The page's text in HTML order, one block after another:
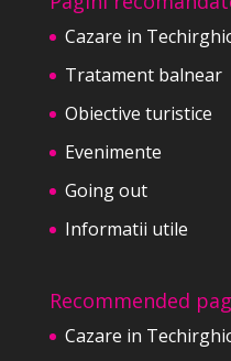
Cazare in
Tratament balnear
Obiective turistice
Evenimente
Going out
Informatii utile
Recommended
Cazare in